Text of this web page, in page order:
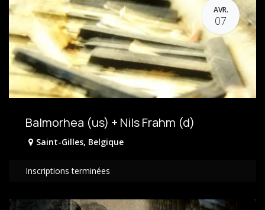
AVR.
07
Balmorhea (us) + Nils Frahm (d)
Saint-Gilles, Belgique
Inscriptions terminées